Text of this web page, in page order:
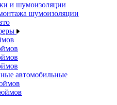
и шумоизоляции
шумоизоляции
автомобильные